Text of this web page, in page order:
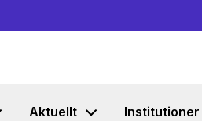
Aktuellt Institutioner